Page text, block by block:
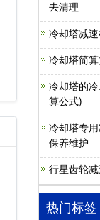
去清理
冷却塔减
冷却塔简
冷却塔的
算公式)
冷却塔专
保养维护
行星齿轮
热门标签